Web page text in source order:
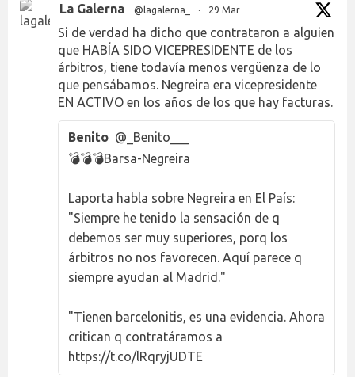
La Galerna @lagalerna_ · 29 Mar
Si de verdad ha dicho que contrataron a alguien
que HABÍA SIDO VICEPRESIDENTE de los
árbitros, tiene todavía menos vergüenza de lo
que pensábamos. Negreira era vicepresidente
EN ACTIVO en los años de los que hay facturas.
Benito @_Benito___
💣💣💣Barsa-Negreira
Laporta habla sobre Negreira en El País:
"Siempre he tenido la sensación de q
debemos ser muy superiores, porq los
árbitros no nos favorecen. Aquí parece q
siempre ayudan al Madrid."
"Tienen barcelonitis, es una evidencia. Ahora
critican q contratáramos a
https://t.co/lRqryjUDTE